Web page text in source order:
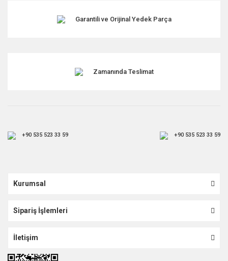
Garantili ve Orijinal Yedek Parça
Zamanında Teslimat
+90 535 523 33 59 +90 535 523 33 59
Kurumsal
Sipariş İşlemleri
İletişim